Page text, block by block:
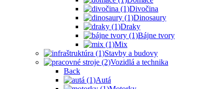
Divočina
Dinosaury
Draky
Bájne tvory
Mix
Stavby a budovy
Vozidlá a technika
Back
Autá